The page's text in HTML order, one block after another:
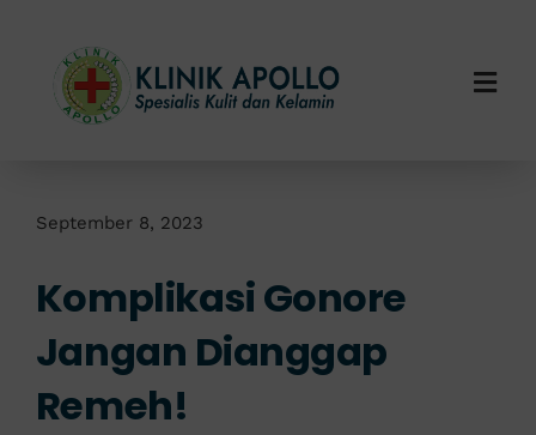
content
Layanan Kami
Info Klinik
September 8, 2023
Komplikasi Gonore
Jangan Dianggap
Remeh!